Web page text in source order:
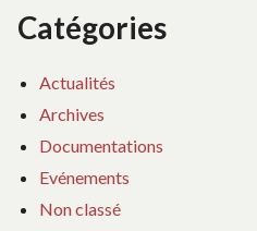
Catégories
Actualités
Archives
Documentations
Evénements
Non classé